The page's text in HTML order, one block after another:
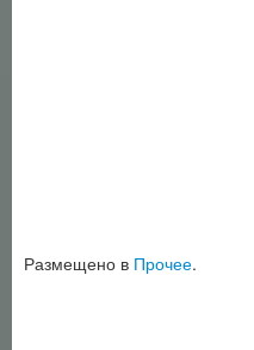
Размещено в Прочее.